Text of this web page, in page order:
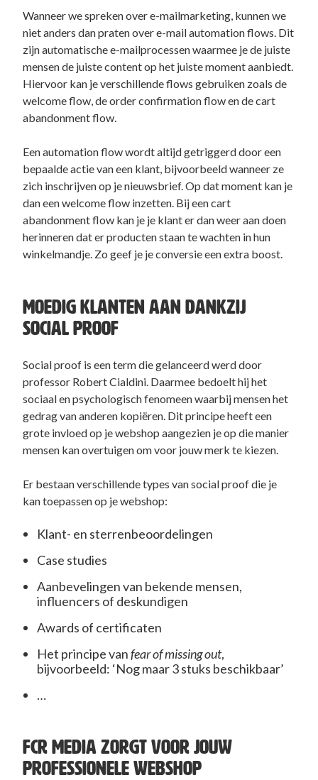
Wanneer we spreken over e-mailmarketing, kunnen we
niet anders dan praten over e-mail automation flows. Dit
zijn automatische e-mailprocessen waarmee je de juiste
mensen de juiste content op het juiste moment aanbiedt.
Hiervoor kan je verschillende flows gebruiken zoals de
welcome flow, de order confirmation flow en de cart
abandonment flow.
Een automation flow wordt altijd getriggerd door een
bepaalde actie van een klant, bijvoorbeeld wanneer ze
zich inschrijven op je nieuwsbrief. Op dat moment kan je
dan een welcome flow inzetten. Bij een cart
abandonment flow kan je je klant er dan weer aan doen
herinneren dat er producten staan te wachten in hun
winkelmandje. Zo geef je je conversie een extra boost.
MOEDIG KLANTEN AAN DANKZIJ
SOCIAL PROOF
Social proof is een term die gelanceerd werd door
professor Robert Cialdini. Daarmee bedoelt hij het
sociaal en psychologisch fenomeen waarbij mensen het
gedrag van anderen kopiëren. Dit principe heeft een
grote invloed op je webshop aangezien je op die manier
mensen kan overtuigen om voor jouw merk te kiezen.
Er bestaan verschillende types van social proof die je
kan toepassen op je webshop:
Klant- en sterrenbeoordelingen
Case studies
Aanbevelingen van bekende mensen,
influencers of deskundigen
Awards of certificaten
Het principe vanfear of missing out,
bijvoorbeeld: ‘Nog maar 3 stuks beschikbaar’
…
FCR MEDIA ZORGT VOOR JOUW
PROFESSIONELE WEBSHOP